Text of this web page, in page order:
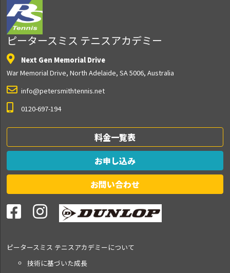
ピータースミス テニスアカデミー
Next Gen Memorial Drive
War Memorial Drive, North Adelaide, SA 5006, Australia
info@petersmithtennis.net
0120-697-194
料金一覧表
お申し込み
お問い合わせ
ピータースミス テニスアカデミーについて
技術に基づいた成長